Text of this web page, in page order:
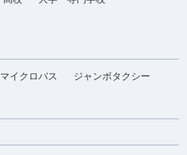
マイクロバス ジャンボタクシー